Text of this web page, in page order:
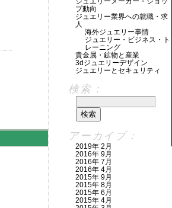
プ動向
ジュエリー業界への就職・求
人
海外ジュエリー事情
ジュエリー・ビジネス・ト
レーニング
貴金属・鉱物と産業
3dジュエリーデザイン
ジュエリーとセキュリティ
検索：
アーカイブ：
2019年 2月
2016年 9月
2016年 7月
2016年 4月
2015年 9月
2015年 8月
2015年 6月
2015年 4月